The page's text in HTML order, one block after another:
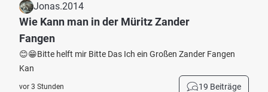
Jonas.2014
Wie Kann man in der Müritz Zander
Fangen
😊😁Bitte helft mir Bitte Das Ich ein Großen Zander Fangen
Kan
vor 3 Stunden 19 Beiträge